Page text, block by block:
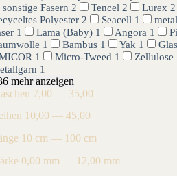
sonstige Fasern 2 Tencel 2 Lurex 2
Polyester 2 Seacell 1
1 Lama (Baby) 1 Angora 1
1 Bambus 1 Yak 1 Glas
1 Micro-Tweed 1 Zellulose
1
mehr anzeigen
7,00 — 35,00
10,00 — 45,00
10 cm — 100 cm
0,00 mm — 12,00 mm